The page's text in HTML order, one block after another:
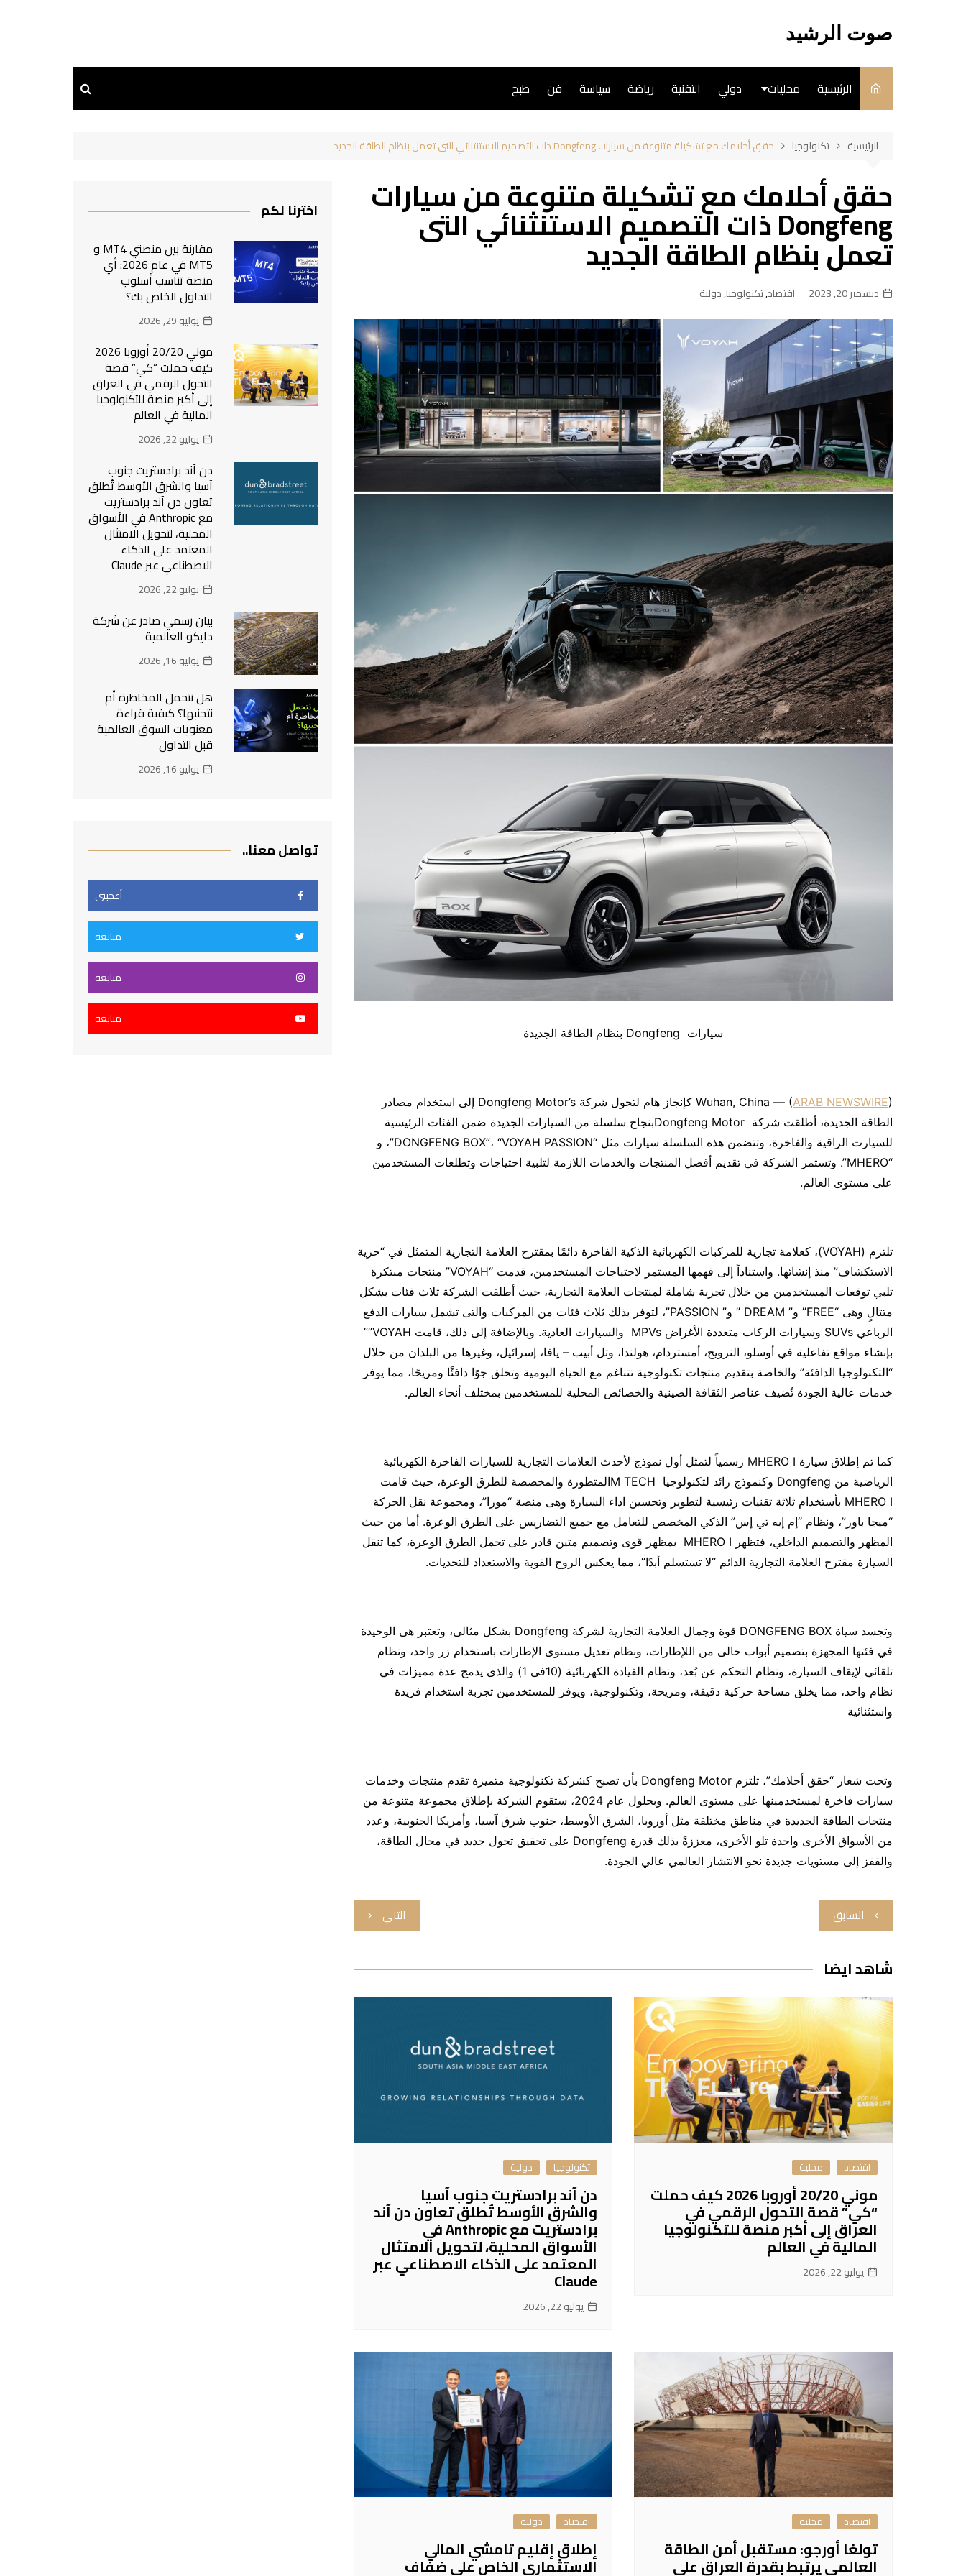
صوت الرشيد
الرئيسية محليات
طبخ
دولي التقنية رياضة سياسة فن طبخ
الرئيسية تكنولوجيا حقق أحلامك مع تشكيلة متنوعة من سيارات Dongfeng ذات التصميم الاستنثنائي التى تعمل بنظام الطاقة الجديد
حقق أحلامك مع تشكيلة متنوعة من سيارات
Dongfeng ذات التصميم الاستنثنائي التى
تعمل بنظام الطاقة الجديد
ديسمبر 20, 2023 اقتصاد,تكنولوجيا,دولية
سيارات Dongfeng بنظام الطاقة الجديدة
Wuhan, China — (ARAB NEWSWIRE
) كإنجاز هام لتحول شركة Dongfeng Motor’s إلى استخدام مصادر
الطاقة الجديدة، أطلقت شركة Dongfeng Motorبنجاح سلسلة من السيارات الجديدة ضمن الفئات الرئيسية
للسيارت الراقية والفاخرة، وتتضمن هذه السلسلة سيارات مثل “DONGFENG BOX”، “VOYAH PASSION”، و
“MHERO”. وتستمر الشركة في تقديم أفضل المنتجات والخدمات اللازمة لتلبية احتياجات وتطلعات المستخدمين
على مستوى العالم.
تلتزم (VOYAH)، كعلامة تجارية للمركبات الكهربائية الذكية الفاخرة دائمًا بمقترح العلامة التجارية المتمثل في “حرية
الاستكشاف” منذ إنشائها. واستناداً إلى فهمها المستمر لاحتياجات المستخدمين، قدمت “VOYAH” منتجات مبتكرة
تلبي توقعات المستخدمين من خلال تجربة شاملة لمنتجات العلامة التجارية، حيث أطلقت الشركة ثلاث فئات بشكل
متتالٍ وهى “FREE” و” DREAM ” و” PASSION”، لتوفر بذلك ثلاث فئات من المركبات والتى تشمل سيارات الدفع
الرباعي SUVs وسيارات الركاب متعددة الأغراض MPVs والسيارات العادية. وبالإضافة إلى ذلك، قامت VOYAH””
بإنشاء مواقع تفاعلية في أوسلو، النرويج، أمستردام، هولندا، وتل أبيب – يافا، إسرائيل، وغيرها من البلدان من خلال
“التكنولوجيا الدافئة” والخاصة بتقديم منتجات تكنولوجية تتناغم مع الحياة اليومية وتخلق جوًا دافئًا ومريحًا، مما يوفر
خدمات عالية الجودة تُضيف عناصر الثقافة الصينية والخصائص المحلية للمستخدمين بمختلف أنحاء العالم.
كما تم إطلاق سيارة MHERO I رسمياً لتمثل أول نموذج لأحدث العلامات التجارية للسيارات الفاخرة الكهربائية
الرياضية من Dongfeng وكنموذج رائد لتكنولوجيا M TECHالمتطورة والمخصصة للطرق الوعرة، حيث قامت
MHERO I بأستخدام ثلاثة تقنيات رئيسية لتطوير وتحسين اداء السيارة وهى منصة “مورا”، ومجموعة نقل الحركة
“ميجا باور”، ونظام “إم إيه تي إس” الذكي المخصص للتعامل مع جميع التضاريس على الطرق الوعرة. أما من حيث
المظهر والتصميم الداخلي، فتظهر MHERO I بمظهر قوى وتصميم متين قادر على تحمل الطرق الوعرة، كما تنقل
السيارة مقترح العلامة التجارية الدائم “لا تستسلم أبدًا”، مما يعكس الروح القوية والاستعداد للتحديات.
وتجسد سياة DONGFENG BOX قوة وجمال العلامة التجارية لشركة Dongfeng بشكل مثالى، وتعتبر هى الوحيدة
في فئتها المجهزة بتصميم أبواب خالى من اللإطارات، ونظام تعديل مستوى الإطارات باستخدام زر واحد، ونظام
تلقائي لإيقاف السيارة، ونظام التحكم عن بُعد، ونظام القيادة الكهربائية (10فى 1) والذى يدمج عدة مميزات في
نظام واحد، مما يخلق مساحة حركية دقيقة، ومريحة، وتكنولوجية، ويوفر للمستخدمين تجربة استخدام فريدة
واستثنائية
وتحت شعار “حقق أحلامك”، تلتزم Dongfeng Motor بأن تصبح كشركة تكنولوجية متميزة تقدم منتجات وخدمات
سيارات فاخرة لمستخدمينها على مستوى العالم. وبحلول عام 2024، ستقوم الشركة بإطلاق مجموعة متنوعة من
منتجات الطاقة الجديدة في مناطق مختلفة مثل أوروبا، الشرق الأوسط، جنوب شرق آسيا، وأمريكا الجنوبية، وعدد
من الأسواق الأخرى واحدة تلو الأخرى، معززةً بذلك قدرة Dongfeng على تحقيق تحول جديد في مجال الطاقة،
والقفز إلى مستويات جديدة نحو الانتشار العالمي عالي الجودة.
تصفّح
المقالات
السابق التالي
شاهد ايضا
اقتصاد محلية
موني 20/20 أوروبا 2026 كيف حملت
“كي” قصة التحول الرقمي في
العراق إلى أكبر منصة للتكنولوجيا
المالية في العالم
يوليو 22, 2026
تكنولوجيا دولية
دن آند برادستريت جنوب آسيا
والشرق الأوسط تُطلق تعاون دن آند
برادستريت مع Anthropic في
الأسواق المحلية، لتحويل الامتثال
المعتمد على الذكاء الاصطناعي عبر
Claude
يوليو 22, 2026
اقتصاد محلية
تولغا أورجو: مستقبل أمن الطاقة
العالمي يرتبط بقدرة العراق على
اقتصاد دولية
إطلاق إقليم تامشي المالي
الاستثماري الخاص على ضفاف
اخترنا لكم
مقارنة بين منصتي MT4 و
MT5 في عام 2026: أي
منصة تناسب أسلوب
التداول الخاص بك؟
يوليو 29, 2026
موني 20/20 أوروبا 2026
كيف حملت “كي” قصة
التحول الرقمي في العراق
إلى أكبر منصة للتكنولوجيا
المالية في العالم
يوليو 22, 2026
دن آند برادستريت جنوب
آسيا والشرق الأوسط تُطلق
تعاون دن آند برادستريت
مع Anthropic في الأسواق
المحلية، لتحويل الامتثال
المعتمد على الذكاء
الاصطناعي عبر Claude
يوليو 22, 2026
بيان رسمي صادر عن شركة
دايكو العالمية
يوليو 16, 2026
هل نتحمل المخاطرة أم
نتجنبها؟ كيفية قراءة
معنويات السوق العالمية
قبل التداول
يوليو 16, 2026
تواصل معنا..
أعجبني
متابعة
متابعة
متابعة